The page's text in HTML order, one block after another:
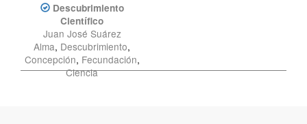
Descubrimiento
Científico
Juan José Suárez
Alma, Descubrimiento,
Concepción, Fecundación,
Ciencia